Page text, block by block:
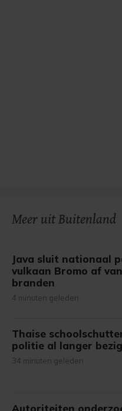
Meer uit Buitenland
Java sluit nationaal
vulkaan Bromo af
branden
4 minuten geleden
Thaise
politie al langer
34 minuten geleden
Autoriteiten